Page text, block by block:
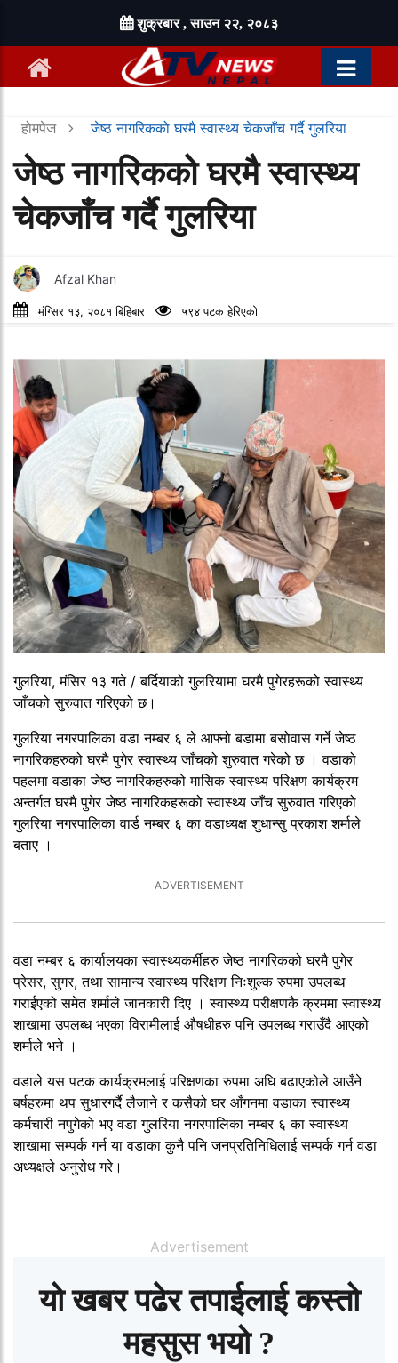
शुक्रबार , साउन २२, २०८३
होमपेज जेष्ठ नागरिकको घरमै स्वास्थ्य चेकजाँच गर्दै गुलरिया
जेष्ठ नागरिकको घरमै स्वास्थ्य
चेकजाँच गर्दै गुलरिया
Afzal Khan
मंग्सिर १३, २०८१ बिहिबार ५९४ पटक हेरिएको
गुलरिया, मंसिर १३ गते / बर्दियाको गुलरियामा घरमै पुगेरहरूको स्वास्थ्य
जाँचको सुरुवात गरिएको छ।
गुलरिया नगरपालिका वडा नम्बर ६ ले आफ्नो बडामा बसोवास गर्ने जेष्ठ
नागरिकहरुको घरमै पुगेर स्वास्थ्य जाँचको शुरुवात गरेको छ । वडाको
पहलमा वडाका जेष्ठ नागरिकहरुको मासिक स्वास्थ्य परिक्षण कार्यक्रम
अन्तर्गत घरमै पुगेर जेष्ठ नागरिकहरूको स्वास्थ्य जाँच सुरुवात गरिएको
गुलरिया नगरपालिका वार्ड नम्बर ६ का वडाध्यक्ष शुधान्सु प्रकाश शर्माले
बताए ।
वडा नम्बर ६ कार्यालयका स्वास्थ्यकर्मीहरु जेष्ठ नागरिकको घरमै पुगेर
प्रेसर, सुगर, तथा सामान्य स्वास्थ्य परिक्षण निःशुल्क रुपमा उपलब्ध
गराईएको समेत शर्माले जानकारी दिए । स्वास्थ्य परीक्षणकै क्रममा स्वास्थ्य
शाखामा उपलब्ध भएका विरामीलाई औषधीहरु पनि उपलब्ध गराउँदै आएको
शर्माले भने ।
वडाले यस पटक कार्यक्रमलाई परिक्षणका रुपमा अघि बढाएकोले आउँने
बर्षहरुमा थप सुधारगर्दै लैजाने र कसैको घर आँगनमा वडाका स्वास्थ्य
कर्मचारी नपुगेको भए वडा गुलरिया नगरपालिका नम्बर ६ का स्वास्थ्य
शाखामा सम्पर्क गर्न या वडाका कुनै पनि जनप्रतिनिधिलाई सम्पर्क गर्न वडा
अध्यक्षले अनुरोध गरे।
Advertisement
यो खबर पढेर तपाईलाई कस्तो
महसुस भयो ?